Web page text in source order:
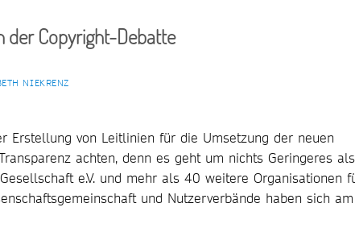
der Copyright-Debatte
NIEKRENZ
Erstellung von Leitlinien für die Umsetzung der neuen
achten, denn es geht um nichts Geringeres als
e.V. und mehr als 40 weitere Organisationen
und Nutzerverbände haben sich am